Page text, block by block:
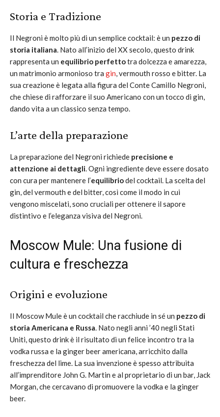
Storia e Tradizione
Il Negroni è molto più di un semplice cocktail: è un pezzo di
storia italiana. Nato all’inizio del XX secolo, questo drink
rappresenta un equilibrio perfettotra dolcezza e amarezza,
un matrimonio armonioso tra gin, vermouth rosso e bitter. La
sua creazione è legata alla figura del Conte Camillo Negroni,
che chiese di rafforzare il suo Americano con un tocco di gin,
dando vita a un classico senza tempo.
L’arte della preparazione
La preparazione del Negroni richiede precisione e
attenzione ai dettagli. Ogni ingrediente deve essere dosato
con cura per mantenere l’equilibriodel cocktail. La scelta del
gin, del vermouth e del bitter, così come il modo in cui
vengono miscelati, sono cruciali per ottenere il sapore
distintivo e l’eleganza visiva del Negroni.
Moscow Mule: Una fusione di
cultura e freschezza
Origini e evoluzione
Il Moscow Mule è un cocktail che racchiude in sé un pezzo di
storia Americana e Russa. Nato negli anni ’40 negli Stati
Uniti, questo drink è il risultato di un felice incontro tra la
vodka russa e la ginger beer americana, arricchito dalla
freschezza del lime. La sua invenzione è spesso attribuita
all’imprenditore John G. Martin e al proprietario di un bar, Jack
Morgan, che cercavano di promuovere la vodka e la ginger
beer.